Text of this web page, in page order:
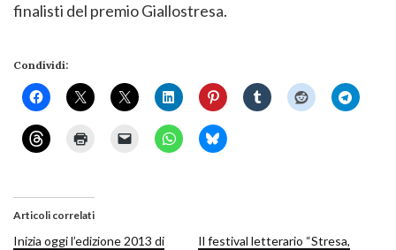
finalisti del premio Giallostresa.
Condividi:
Articoli correlati
Inizia oggi l’edizione 2013 di
Il festival letterario “Stresa,